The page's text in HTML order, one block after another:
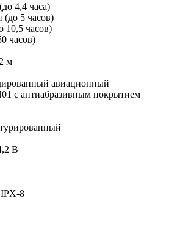
4,4 часа)
5 часов)
10,5 часов)
часов)
м
авиационный
с антиабразивным покрытием
В
8